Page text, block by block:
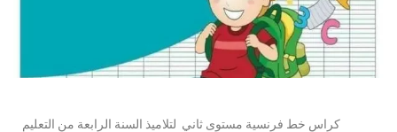
كراس خط فرنسية مستوى ثاني لتلاميذ السنة الرابعة من التعليم